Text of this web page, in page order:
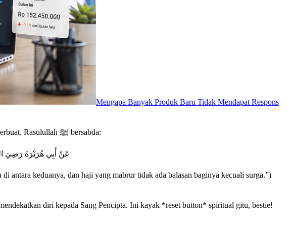
Mengapa Banyak Produk Baru Tidak Mendapat Respons
Salah satu keutamaan umroh yang paling utama adalah kemampuannya untuk menghapus dosa-dosa kecil yang telah diperbuat. Rasulullah ﷺ bersabda:
عَنْ أَبِي هُرَيْرَةَ رَضِيَ
diri kepada Sang Pencipta. Ini kayak *reset button* spiritual gitu, bestie!